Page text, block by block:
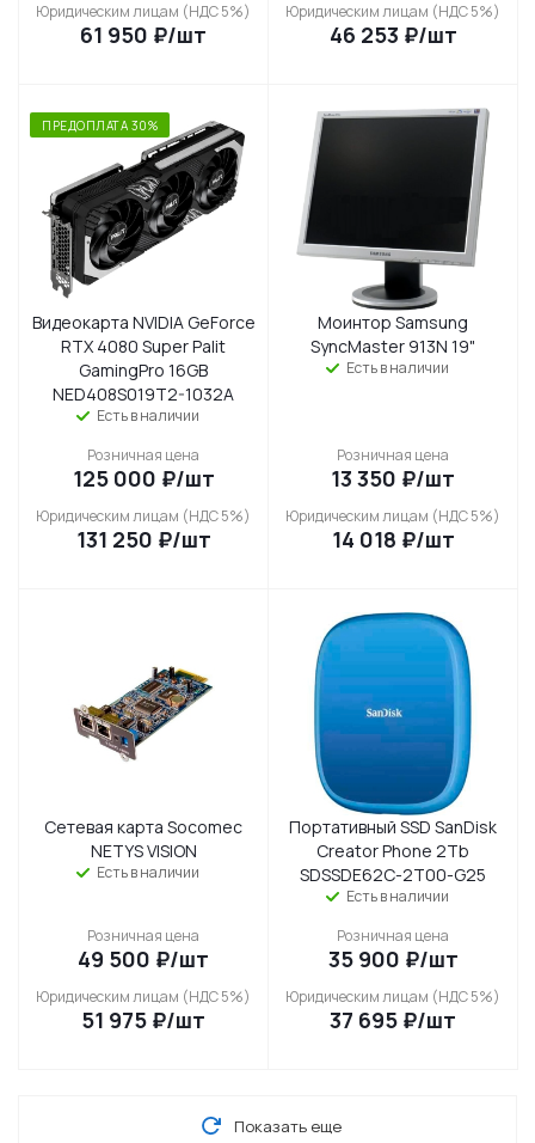
Юридическим лицам (НДС 5%)
61 950 ₽/шт
Юридическим лицам (НДС 5%)
46 253 ₽/шт
ПРЕДОПЛАТА 30%
Видеокарта NVIDIA GeForce
RTX 4080 Super Palit
GamingPro 16GB
NED408S019T2-1032A
Есть в наличии
Розничная цена
125 000 ₽/шт
Юридическим лицам (НДС 5%)
131 250 ₽/шт
Моинтор Samsung
SyncMaster 913N 19"
Есть в наличии
Розничная цена
13 350 ₽/шт
Юридическим лицам (НДС 5%)
14 018 ₽/шт
Сетевая каpтa Socomec
NETYS VISION
Есть в наличии
Розничная цена
49 500 ₽/шт
Юридическим лицам (НДС 5%)
51 975 ₽/шт
Портативный SSD SanDisk
Creator Phone 2Tb
SDSSDE62C-2T00-G25
Есть в наличии
Розничная цена
35 900 ₽/шт
Юридическим лицам (НДС 5%)
37 695 ₽/шт
Показать еще